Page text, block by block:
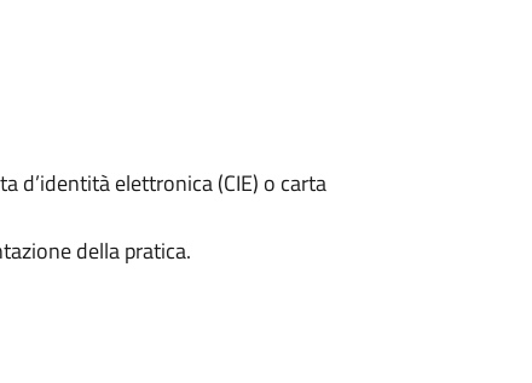
d’identità elettronica (CIE) o carta
della pratica.